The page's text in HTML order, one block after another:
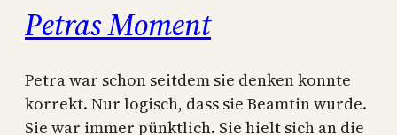
Petras Moment
Petra war schon seitdem sie denken konnte
korrekt. Nur logisch, dass sie Beamtin wurde.
Sie war immer pünktlich. Sie hielt sich an die